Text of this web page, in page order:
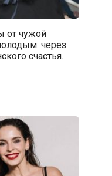
от чужой
через
счастья.